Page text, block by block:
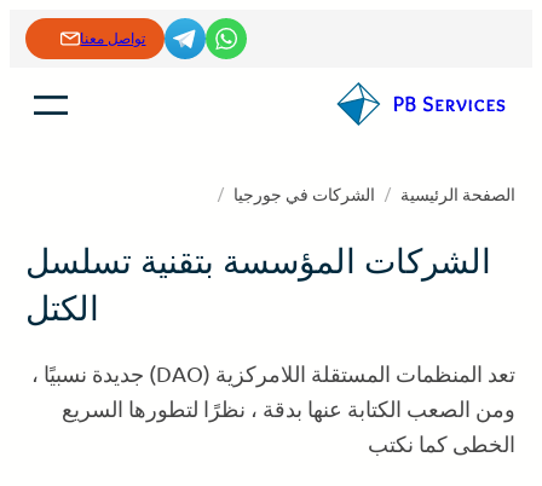
المحتوى
تواصل معنا
الصفحة الرئيسية الشركات في جورجيا
الشركات المؤسسة بتقنية تسلسل
الكتل
تعد المنظمات المستقلة اللامركزية (DAO) جديدة نسبيًا ،
ومن الصعب الكتابة عنها بدقة ، نظرًا لتطورها السريع
الخطى كما نكتب